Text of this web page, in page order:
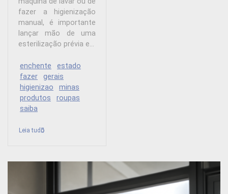
fazer a higienização
manual, é importante
lançar mão de uma
esterilização prévia e...
enchente
estado
fazer
gerais
higienizao
minas
produtos
roupas
saiba
Leia tudo